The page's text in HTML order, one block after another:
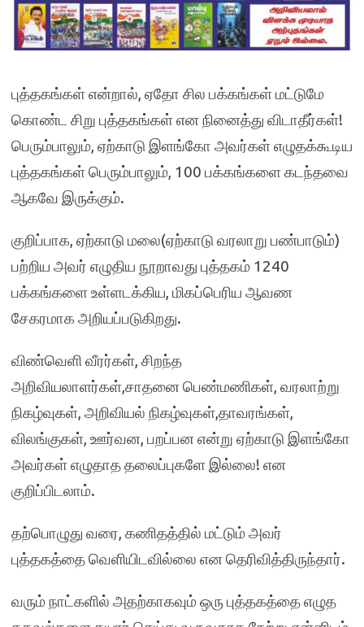
புத்தகங்கள் என்றால், ஏதோ சில பக்கங்கள் மட்டுமே
கொண்ட சிறு புத்தகங்கள் என நினைத்து விடாதீர்கள்!
பெரும்பாலும், ஏற்காடு இளங்கோ அவர்கள் எழுதக்கூடிய
புத்தகங்கள் பெரும்பாலும், 100 பக்கங்களை கடந்தவை
ஆகவே இருக்கும்.
குறிப்பாக, ஏற்காடு மலை(ஏற்காடு வரலாறு பண்பாடும்)
பற்றிய அவர் எழுதிய நூறாவது புத்தகம் 1240
பக்கங்களை உள்ளடக்கிய, மிகப்பெரிய ஆவண
சேகரமாக அறியப்படுகிறது.
விண்வெளி வீரர்கள், சிறந்த
அறிவியலாளர்கள்,சாதனை பெண்மணிகள், வரலாற்று
நிகழ்வுகள், அறிவியல் நிகழ்வுகள்,தாவரங்கள்,
விலங்குகள், ஊர்வன, பறப்பன என்று ஏற்காடு இளங்கோ
அவர்கள் எழுதாத தலைப்புகளே இல்லை! என
குறிப்பிடலாம்.
தற்பொழுது வரை, கணிதத்தில் மட்டும் அவர்
புத்தகத்தை வெளியிடவில்லை என தெரிவித்திருந்தார்.
வரும் நாட்களில் அதற்காகவும் ஒரு புத்தகத்தை எழுத